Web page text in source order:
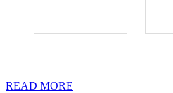
READ MORE